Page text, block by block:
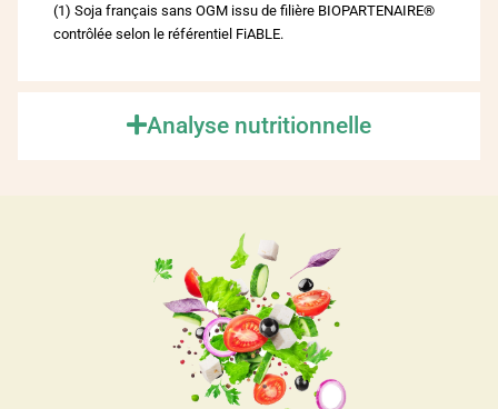
Analyse nutritionnelle
(1) Soja français sans OGM issu de filière BIOPARTENAIRE®
contrôlée selon le référentiel FiABLE.